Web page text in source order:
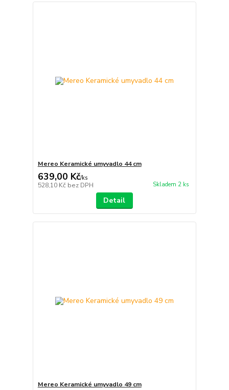
Mereo Keramické umyvadlo 44 cm
639,00 Kč/ks
528,10 Kč bez DPH Skladem 2 ks
Detail
Mereo Keramické umyvadlo 49 cm